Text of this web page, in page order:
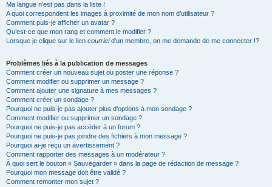
Ma langue n’est pas dans la liste !
A quoi correspondent les images à proximité de mon nom d’utilisateur ?
Comment puis-je afficher un avatar ?
Qu’est-ce que mon rang et comment le modifier ?
Lorsque je clique sur le lien courrield’un membre, on me demande de me connecter !?
Problèmes liés à la publication de messages
Comment créer un nouveau sujet ou poster une réponse ?
Comment modifier ou supprimer un message ?
Comment ajouter une signature à mes messages ?
Comment créer un sondage ?
Pourquoi ne puis-je pas ajouter plus d’options à mon sondage ?
Comment modifier ou supprimer un sondage ?
Pourquoi ne puis-je pas accéder à un forum ?
Pourquoi ne puis-je pas joindre des fichiers à mon message ?
Pourquoi ai-je reçu un avertissement ?
Comment rapporter des messages à un modérateur ?
À quoi sert le bouton « Sauvegarder » dans la page de rédaction de message ?
Pourquoi mon message doit être validé ?
Comment remonter mon sujet ?